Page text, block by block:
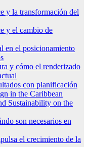
y la transformación del
y el cambio de
en el posicionamiento
y cómo el renderizado
con planificación
in the Caribbean
Sustainability on the
son necesarios en
el crecimiento de la